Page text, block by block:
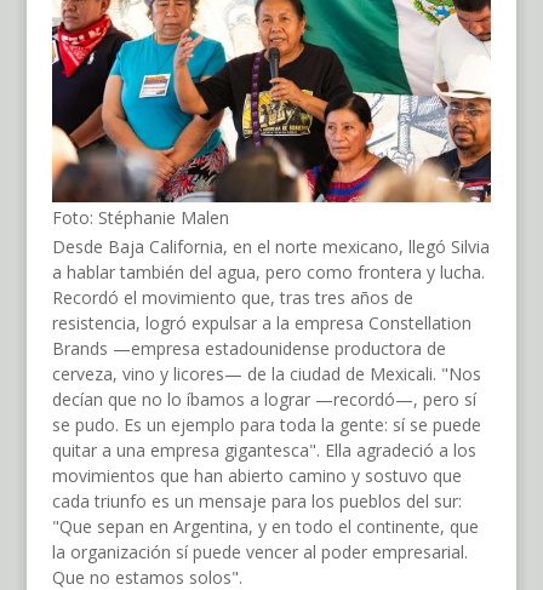
Foto: Stéphanie Malen
Desde Baja California, en el norte mexicano, llegó Silvia
a hablar también del agua, pero como frontera y lucha.
Recordó el movimiento que, tras tres años de
resistencia, logró expulsar a la empresa Constellation
Brands —empresa estadounidense productora de
cerveza, vino y licores— de la ciudad de Mexicali. "Nos
decían que no lo íbamos a lograr —recordó—, pero sí
se pudo. Es un ejemplo para toda la gente: sí se puede
quitar a una empresa gigantesca". Ella agradeció a los
movimientos que han abierto camino y sostuvo que
cada triunfo es un mensaje para los pueblos del sur:
"Que sepan en Argentina, y en todo el continente, que
la organización sí puede vencer al poder empresarial.
Que no estamos solos".